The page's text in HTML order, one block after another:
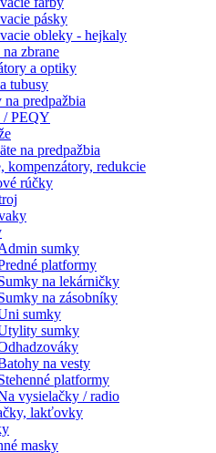
pásky
obleky - hejkaly
zbrane
a optiky
tubusy
predpažbia
/ PEQY
na predpažbia
kompenzátory, redukcie
rúčky
sumky
platformy
na lekárničky
na zásobníky
sumky
sumky
na vesty
platformy
vysielačky / radio
lakťovky
masky